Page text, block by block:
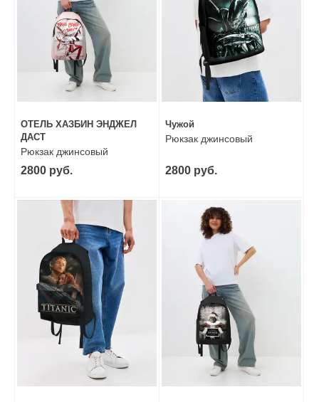
ОТЕЛЬ ХАЗБИН ЭНДЖЕЛ
ДАСТ
Рюкзак джинсовый
2800 руб.
Чужой
Рюкзак джинсовый
2800 руб.